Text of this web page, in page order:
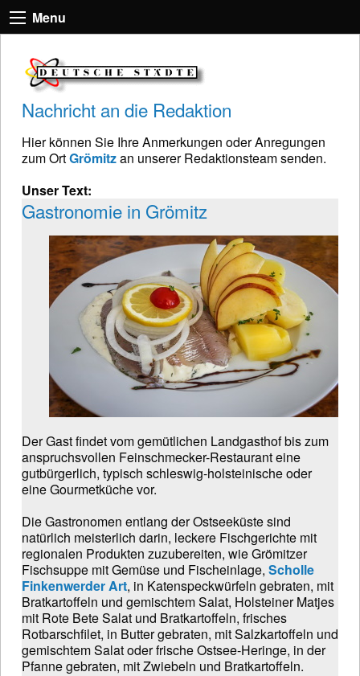
Menu
Nachricht an die Redaktion
Hier können Sie Ihre Anmerkungen oder Anregungen
zum OrtGrömitzan unserer Redaktionsteam senden.
Unser Text:
Gastronomie in Grömitz
Der Gast findet vom gemütlichen Landgasthof bis zum
anspruchsvollen Feinschmecker-Restaurant eine
gutbürgerlich, typisch schleswig-holsteinische oder
eine Gourmetküche vor.
Die Gastronomen entlang der Ostseeküste sind
natürlich meisterlich darin, leckere Fischgerichte mit
regionalen Produkten zuzubereiten, wie Grömitzer
Fischsuppe mit Gemüse und Fischeinlage, Scholle
Finkenwerder Art, in Katenspeckwürfeln gebraten, mit
Bratkartoffeln und gemischtem Salat, Holsteiner Matjes
mit Rote Bete Salat und Bratkartoffeln, frisches
Rotbarschfilet, in Butter gebraten, mit Salzkartoffeln und
gemischtem Salat oder frische Ostsee-Heringe, in der
Pfanne gebraten, mit Zwiebeln und Bratkartoffeln.